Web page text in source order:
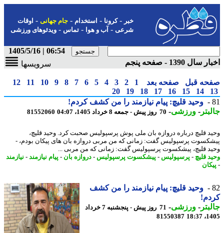
-کرونا-استخدام- جام جهانی-اوقات
شرعی-آب و هوا-تماس-ویدئوهای ورزشی
06:54 | 1405/5/16
1390 - صفحه پنجم
سرویسها
قبل صفحه بعد 1
2
3
4
5
6
7
8
9
10
11
12
14
15
16
17
18
19
20
وحید قلیچ: پیام نیازمند را من کشف کردم!
-ورزشی-70 روز پیش - جمعه 8 خرداد 1405، 04:07 81552060
قلیچ درباره دروازه بان ملی پوش پرسپولیس صحبت کرد. وحید قلیچ،
پرسپولیس گفت: زمانی که من مربی دروازه بان های پیکان بودم، -
قلیچ، پیشکسوت پرسپولیس گفت: زمانی که من مربی ...
قلیچ -پرسپولیس-پیشکسوت پرسپولیس-دروازه بان-پیام نیازمند-نیازمند
وحید قلیچ: پیام نیازمند را من کشف
-ورزشی-
71 روز پیش - پنجشنبه 7 خرداد
81550387